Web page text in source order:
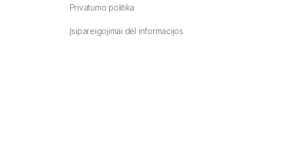
Privatumo politika
Įsipareigojimai dėl informacijos